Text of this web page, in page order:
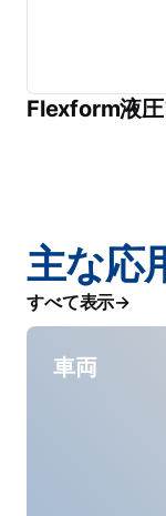
Flexform液
主な応
すべて表示
車両